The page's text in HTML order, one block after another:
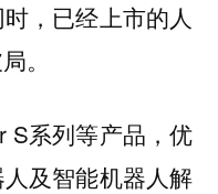
，已经上市的人
。
S系列等产品，优
及智能机器人解